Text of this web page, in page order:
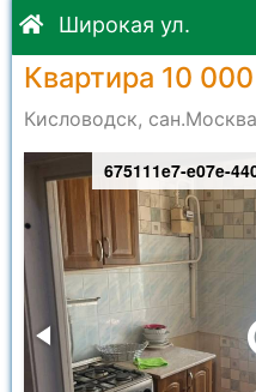
Широкая ул.
Квартира 10
Кисловодск,
675111e7-e07e-